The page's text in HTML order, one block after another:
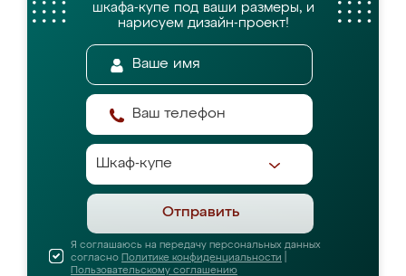
шкафа-купе под ваши размеры, и
нарисуем дизайн-проект!
Отправить
Я соглашаюсь на передачу персональных данных
согласно Политике конфиденциальности
Пользовательскому соглашению